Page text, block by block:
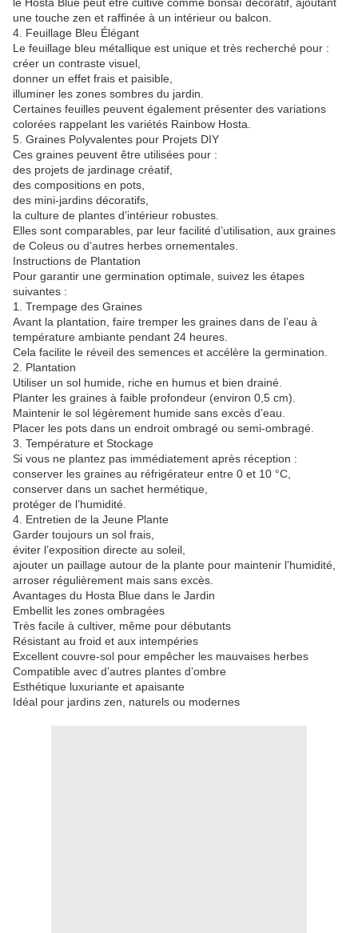
une touche zen et raffinée à un intérieur ou balcon.
4. Feuillage Bleu Élégant
Le feuillage bleu métallique est unique et très recherché pour :
créer un contraste visuel,
donner un effet frais et paisible,
illuminer les zones sombres du jardin.
Certaines feuilles peuvent également présenter des variations
colorées rappelant les variétés Rainbow Hosta.
5. Graines Polyvalentes pour Projets DIY
Ces graines peuvent être utilisées pour :
des projets de jardinage créatif,
des compositions en pots,
des mini-jardins décoratifs,
la culture de plantes d’intérieur robustes.
Elles sont comparables, par leur facilité d’utilisation, aux graines
de Coleus ou d’autres herbes ornementales.
Instructions de Plantation
Pour garantir une germination optimale, suivez les étapes
suivantes :
1. Trempage des Graines
Avant la plantation, faire tremper les graines dans de l’eau à
température ambiante pendant 24 heures.
Cela facilite le réveil des semences et accélère la germination.
2. Plantation
Utiliser un sol humide, riche en humus et bien drainé.
Planter les graines à faible profondeur (environ 0,5 cm).
Maintenir le sol légèrement humide sans excès d’eau.
Placer les pots dans un endroit ombragé ou semi-ombragé.
3. Température et Stockage
Si vous ne plantez pas immédiatement après réception :
conserver les graines au réfrigérateur entre 0 et 10 °C,
conserver dans un sachet hermétique,
protéger de l’humidité.
4. Entretien de la Jeune Plante
Garder toujours un sol frais,
éviter l’exposition directe au soleil,
ajouter un paillage autour de la plante pour maintenir l’humidité,
arroser régulièrement mais sans excès.
Avantages du Hosta Blue dans le Jardin
Embellit les zones ombragées
Très facile à cultiver, même pour débutants
Résistant au froid et aux intempéries
Excellent couvre-sol pour empêcher les mauvaises herbes
Compatible avec d’autres plantes d’ombre
Esthétique luxuriante et apaisante
Idéal pour jardins zen, naturels ou modernes